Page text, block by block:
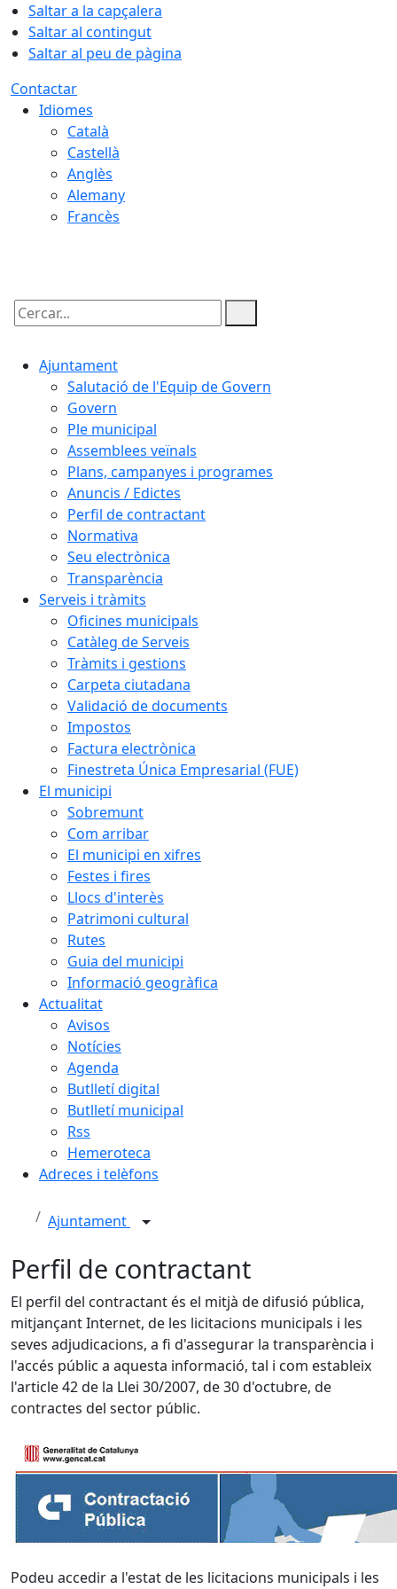
Saltar a la capçalera
Saltar al contingut
Saltar al peu de pàgina
Contactar
Idiomes
Català
Castellà
Anglès
Alemany
Francès
Cercar:
Ajuntament
Salutació de l'Equip de Govern
Govern
Ple municipal
Assemblees veïnals
Plans, campanyes i programes
Anuncis / Edictes
Perfil de contractant
Normativa
Seu electrònica
Transparència
Serveis i tràmits
Oficines municipals
Catàleg de Serveis
Tràmits i gestions
Carpeta ciutadana
Validació de documents
Impostos
Factura electrònica
Finestreta Única Empresarial (FUE)
El municipi
Sobremunt
Com arribar
El municipi en xifres
Festes i fires
Llocs d'interès
Patrimoni cultural
Rutes
Guia del municipi
Informació geogràfica
Actualitat
Avisos
Notícies
Agenda
Butlletí digital
Butlletí municipal
Rss
Hemeroteca
Adreces i telèfons
Ajuntament
Perfil de contractant
El perfil del contractant és el mitjà de difusió pública,
mitjançant Internet, de les licitacions municipals i les
seves adjudicacions, a fi d'assegurar la transparència i
l'accés públic a aquesta informació, tal i com estableix
l'article 42 de la Llei 30/2007, de 30 d'octubre, de
contractes del sector públic.
Podeu accedir a l'estat de les licitacions municipals i les